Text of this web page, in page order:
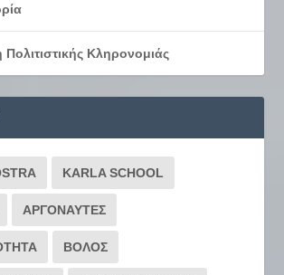
Κληρονομιάς
KARLA SCHOOL
ΑΡΓΟΝΑΥΤΕΣ
ΒΟΛΟΣ